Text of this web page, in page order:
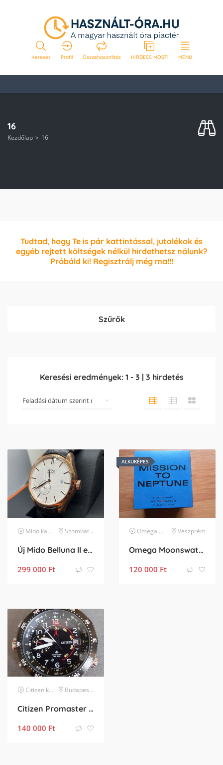
Keresés Profil Összehasonlítás HIRDESS MOST! MENÜ
16
Kezdőlap 16
Tudtad, hogy Te is pár kattintással, jutalékok és
egyéb rejtett költségek nélkül hirdethetsz nálunk?
Próbáld ki! Regisztrálj még ma!!!
Szűrők
Keresési eredmények: 1 - 3 | 3 hirdetés
Mido karóra Szombathely
Új Mido Belluna II ezüst számlapú fekete bőrszíjas férfi karóra
299 000 Ft
ALKUKÉPES
Omega karóraVeszprém
Omega Moonswatch Neptune
120 000 Ft
Citizen karóra Budapest XIV. kerület
Citizen Promaster Land – Garanciális
140 000 Ft